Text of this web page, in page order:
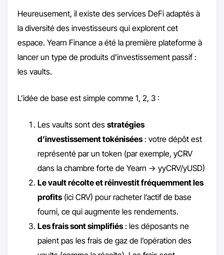
Heureusement, il existe des services DeFi adaptés à
la diversité des investisseurs qui explorent cet
espace. Yearn Finance a été la première plateforme à
lancer un type de produits d’investissement passif :
les vaults.
L’idée de base est simple comme 1, 2, 3 :
Les vaults sont des stratégies
d’investissement tokénisées: votre dépôt est
représenté par un token (par exemple, yCRV
dans la chambre forte de Yearn -> yyCRV/yUSD)
Le vault récolte et réinvestit fréquemment les
profits(ici CRV) pour racheter l’actif de base
fourni, ce qui augmente les rendements.
Les frais sont simplifiés: les déposants ne
paient pas les frais de gaz de l’opération des